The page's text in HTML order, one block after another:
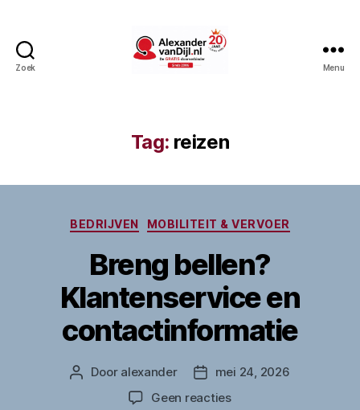
Zoek Menu
Tag: reizen
Categorieën
BEDRIJVEN MOBILITEIT & VERVOER
Breng bellen?
Klantenservice en
contactinformatie
Berichtauteur
Door alexander Berichtdatum
mei 24, 2026
Geen reactiesop